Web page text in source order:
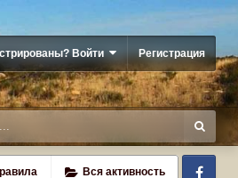
Войти Регистрация
Вся активность